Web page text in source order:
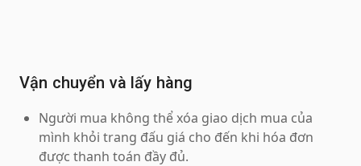
Vận chuyển và lấy hàng
Người mua không thể xóa giao dịch mua của
mình khỏi trang đấu giá cho đến khi hóa đơn
được thanh toán đầy đủ.